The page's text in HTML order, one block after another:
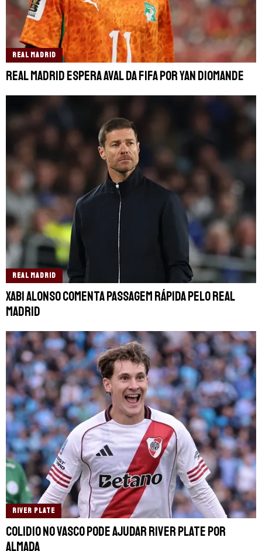
REAL MADRID
Real Madrid espera aval da FIFA por Yan Diomande
REAL MADRID
Xabi Alonso comenta passagem rápida pelo Real
Madrid
RIVER PLATE
Colidio no Vasco pode ajudar River Plate por
Almada